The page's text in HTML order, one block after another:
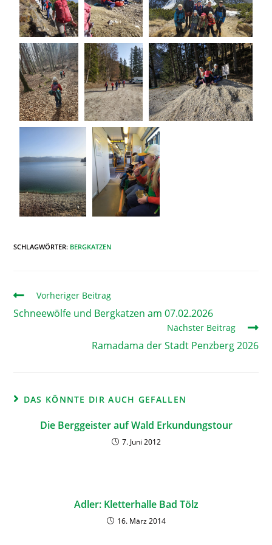
SCHLAGWÖRTER: BERGKATZEN
Vorheriger Beitrag
Schneewölfe und Bergkatzen am 07.02.2026
Nächster Beitrag
Ramadama der Stadt Penzberg 2026
DAS KÖNNTE DIR AUCH GEFALLEN
Die Berggeister auf Wald Erkundungstour
7. Juni 2012
Adler: Kletterhalle Bad Tölz
16. März 2014